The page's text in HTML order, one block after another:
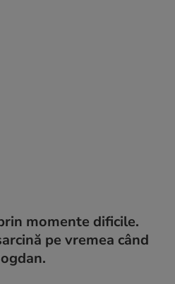
momente dificile.
pe vremea când